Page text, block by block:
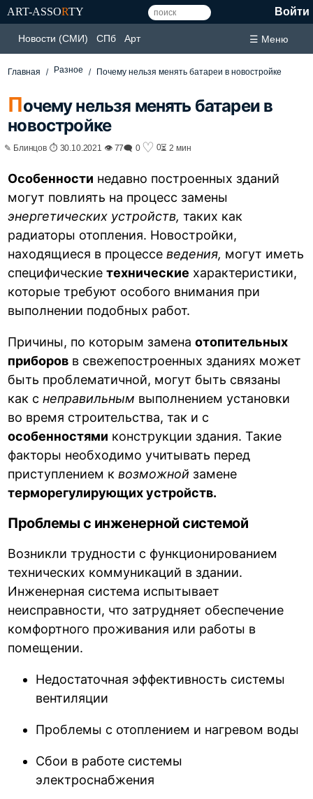
ART-ASSORTY Войти
Новости (СМИ) СПб Арт ☰ Меню
Главная Разное Почему нельзя менять батареи в новостройке
Почему нельзя менять батареи в
новостройке
✎ Блинцов ⏱ 30.10.2021 👁 77🗨 0 ♡ 0⏳ 2 мин
Особенности недавно построенных зданий
могут повлиять на процесс замены
энергетических устройств, таких как
радиаторы отопления. Новостройки,
находящиеся в процессеведения, могут иметь
специфическиетехнические характеристики,
которые требуют особого внимания при
выполнении подобных работ.
Причины, по которым заменаотопительных
приборов в свежепостроенных зданиях может
быть проблематичной, могут быть связаны
как снеправильным выполнением установки
во время строительства, так и с
особенностями конструкции здания. Такие
факторы необходимо учитывать перед
приступлением квозможной замене
терморегулирующих устройств.
Проблемы с инженерной системой
Возникли трудности с функционированием
технических коммуникаций в здании.
Инженерная система испытывает
неисправности, что затрудняет обеспечение
комфортного проживания или работы в
помещении.
Недостаточная эффективность системы
вентиляции
Проблемы с отоплением и нагревом воды
Сбои в работе системы
электроснабжения